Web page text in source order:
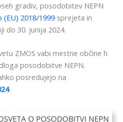
gradiv, posodobitev NEPN
(EU) 2018/1999 sprejeta in
do 30. junija 2024.
ZMOS vabi mestne občine h
posodobitve NEPN.
posredujejo na
.